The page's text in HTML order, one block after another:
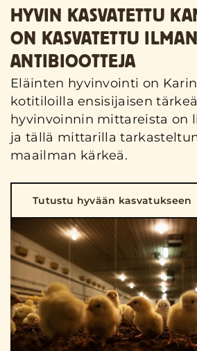
HYVIN KASVATETTU
ON KASVATETTU ILMAN
ANTIBIOOTTEJA
Eläinten hyvinvointi on
kotitiloilla ensisijaisen
hyvinvoinnin mittareista on
ja tällä mittarilla
maailman kärkeä.
Tutustu hyvään kasvatukseen